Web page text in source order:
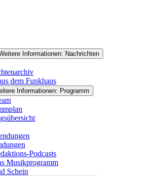
Informationen: Nachrichten
dem Funkhaus
Informationen: Programm
Podcasts
Musikprogramm
Schein